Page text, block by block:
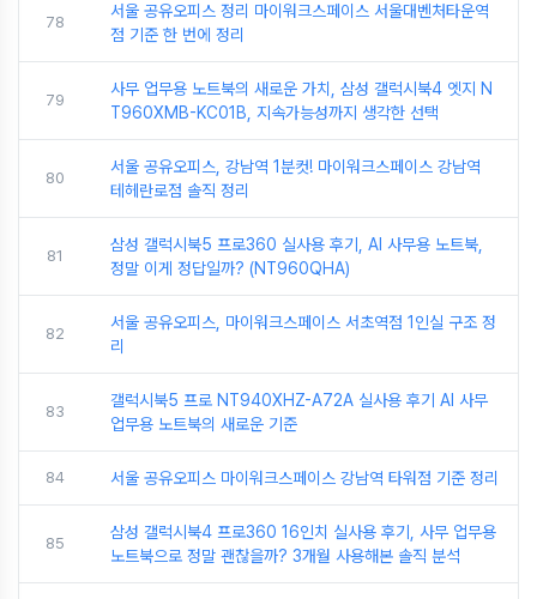
78
서울 공유오피스 정리 마이워크스페이스 서울대벤처타운역
점 기준 한 번에 정리
79
사무 업무용 노트북의 새로운 가치, 삼성 갤럭시북4 엣지 N
T960XMB-KC01B, 지속가능성까지 생각한 선택
80
서울 공유오피스, 강남역 1분컷! 마이워크스페이스 강남역
테헤란로점 솔직 정리
81
삼성 갤럭시북5 프로360 실사용 후기, AI 사무용 노트북,
정말 이게 정답일까? (NT960QHA)
82
서울 공유오피스, 마이워크스페이스 서초역점 1인실 구조 정
리
83
갤럭시북5 프로 NT940XHZ-A72A 실사용 후기 AI 사무
업무용 노트북의 새로운 기준
84 서울 공유오피스 마이워크스페이스 강남역 타워점 기준 정리
85
삼성 갤럭시북4 프로360 16인치 실사용 후기, 사무 업무용
노트북으로 정말 괜찮을까? 3개월 사용해본 솔직 분석